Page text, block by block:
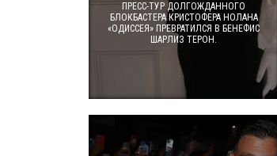
ПРЕСС-ТУР ДОЛГОЖДАННОГО
БЛОКБАСТЕРА КРИСТОФЕРА НОЛАНА
«ОДИССЕЯ» ПРЕВРАТИЛСЯ В БЕНЕФИС
ШАРЛИЗ ТЕРОН.